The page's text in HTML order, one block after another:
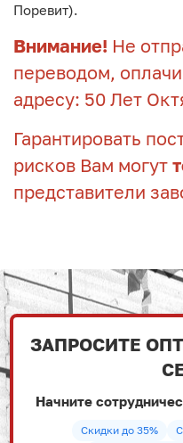
Поревит).
Внимание! Не
переводом,
адресу: 50 Лет
Гарантировать
рисков Вам могут
представители
ЗАПРОСИТЕ
Начните
Скидки до 35%